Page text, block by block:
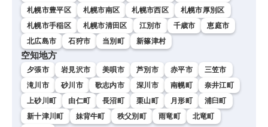
札幌市豊平区
札幌市南区 札幌市西区
札幌市厚別区
札幌市手稲区
札幌市清田区 江別市 千歳市
恵庭市
北広島市
石狩市 当別町 新篠津村
空知地方
夕張市 岩見沢市 美唄市 芦別市 赤平市
三笠市
滝川市
砂川市 歌志内市 深川市 南幌町
奈井江町
上砂川町
由仁町 長沼町 栗山町 月形町
浦臼町
新十津川町
妹背牛町 秩父別町 雨竜町
北竜町